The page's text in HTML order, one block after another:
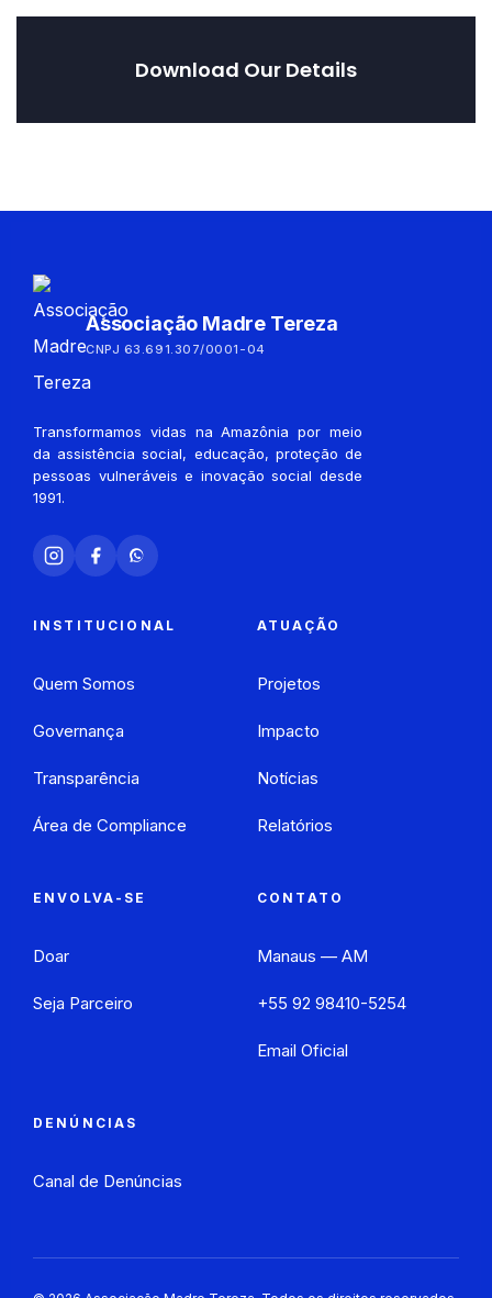
Download Our Details
Associação Madre Tereza
CNPJ 63.691.307/0001-04
Transformamos vidas na Amazônia por meio
da assistência social, educação, proteção de
pessoas vulneráveis e inovação social desde
1991.
INSTITUCIONAL
Quem Somos
Governança
Transparência
Área de Compliance
ATUAÇÃO
Projetos
Impacto
Notícias
Relatórios
ENVOLVA-SE
Doar
Seja Parceiro
CONTATO
Manaus — AM
+55 92 98410-5254
Email Oficial
DENÚNCIAS
Canal de Denúncias